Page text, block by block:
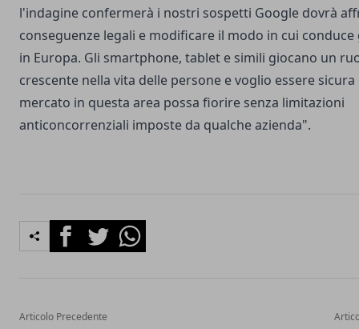
l'indagine confermerà i nostri sospetti Google dovrà
conseguenze legali e modificare il modo in cui
in Europa. Gli smartphone, tablet e simili giocano un
crescente nella vita delle persone e voglio essere sicura
mercato in questa area possa fiorire senza limitazioni
anticoncorrenziali imposte da qualche azienda".
FacebookTwitterWhatsapp
Articolo Precedente